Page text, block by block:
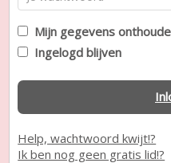
Mijn gegevens
Ingelogd blijven
Help, wachtwoord kwijt!?
Ik ben nog geen gratis lid!?